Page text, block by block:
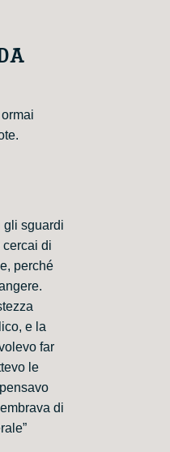
gli sguardi
di
perché
e la
far
le
di